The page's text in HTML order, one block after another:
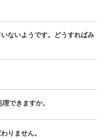
ないようです。どうすればみ
できますか。
りません。